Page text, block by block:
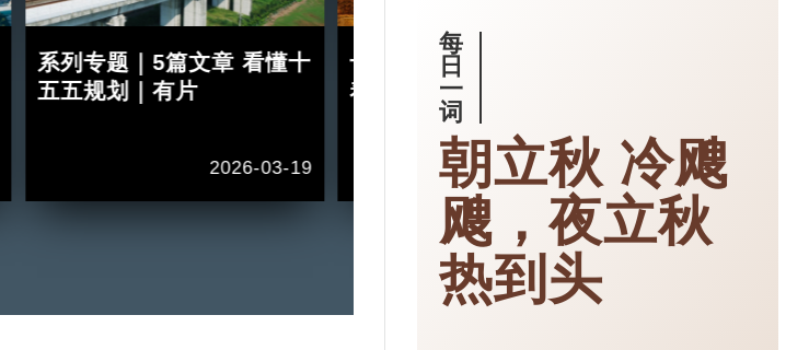
系列专题｜5篇文章 看懂十
五五规划｜有片
2026-03-19
十五五规划｜五年规划 藏
着什么中国“治”慧？
2026-03-18
每
日
一
词
朝立秋 冷飕
飕，夜立秋
热到头